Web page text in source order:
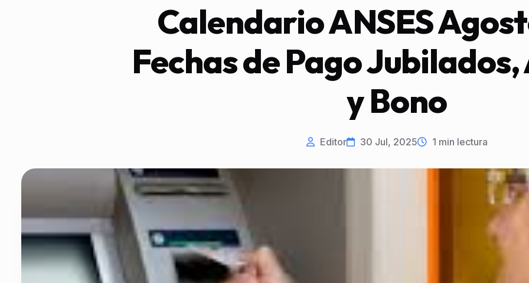
Calendario ANSES
Fechas de Pago
y Bono
Editor 30 Jul, 2025 1 min lectura